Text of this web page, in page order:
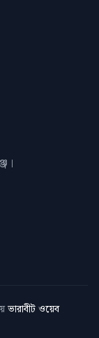
ভারাবীট ওয়েব